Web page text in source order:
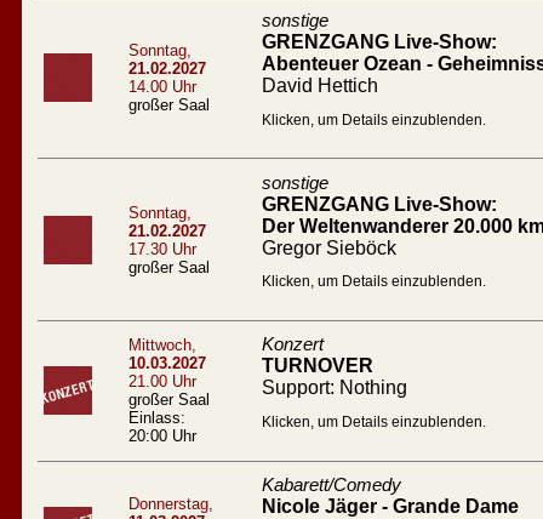
Sonntag,
21.02.2027
14.00 Uhr
großer Saal
sonstige
GRENZGANG Live-Show:
Abenteuer Ozean -
David Hettich
Klicken, um Details einzublenden.
Sonntag,
21.02.2027
17.30 Uhr
großer Saal
sonstige
GRENZGANG Live-Show:
Der Weltenwanderer 20.000
Gregor Sieböck
Klicken, um Details einzublenden.
Mittwoch,
10.03.2027
21.00 Uhr
großer Saal
Einlass:
20:00 Uhr
Konzert
TURNOVER
Support: Nothing
Klicken, um Details einzublenden.
Donnerstag,
Kabarett/Comedy
Nicole Jäger - Grande Dame